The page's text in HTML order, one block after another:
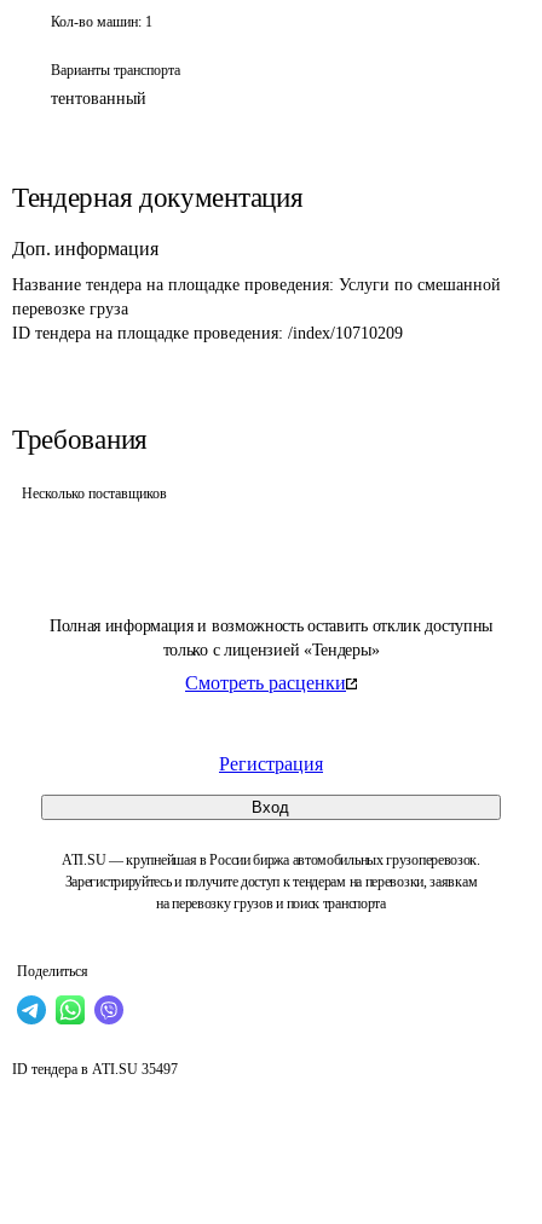
Полная информация и возможность оставить отклик доступны
только с лицензией «Тендеры»
Смотреть расценки
Регистрация
Вход
ATI.SU — крупнейшая в России биржа автомобильных грузоперевозок.
Зарегистрируйтесь и получите доступ к тендерам на перевозки, заявкам
на перевозку грузов и поиск транспорта
Поделиться
Кол-во машин: 1
Варианты транспорта
тентованный
Тендерная документация
Доп. информация
Название тендера на площадке проведения: Услуги по смешанной
перевозке груза
ID тендера на площадке проведения: /index/10710209
Требования
Несколько поставщиков
ID тендера в ATI.SU 35497